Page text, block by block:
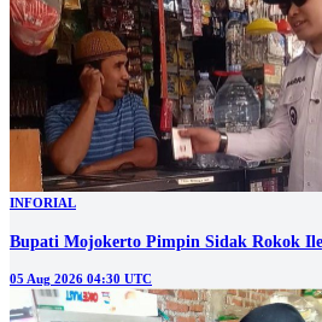
INFORIAL
Bupati Mojokerto Pimpin Sidak Rokok
05 Aug 2026 04:30 UTC